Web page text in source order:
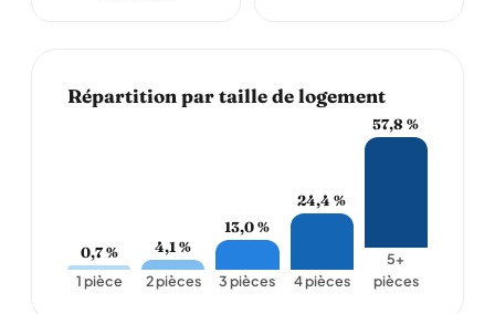
Répartition par taille de logement
0,7 %
1 pièce
4,1 %
2 pièces
13,0 %
3 pièces
24,4 %
4 pièces
57,8 %
5+
pièces